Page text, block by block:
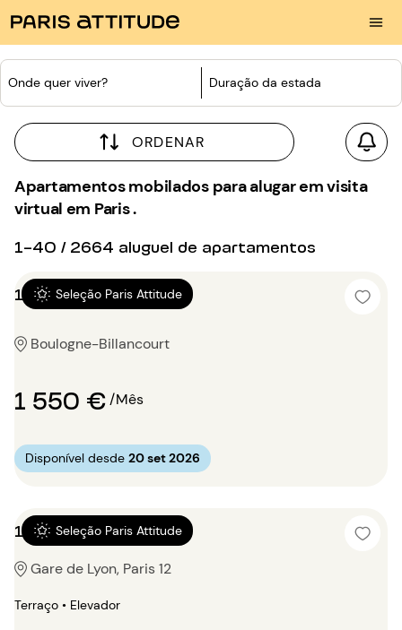
Onde quer viver? Duração da estada
ORDENAR
Apartamentos mobilados para alugar em visita
virtual em Paris .
1-40 / 2664 aluguel de apartamentos
Seleção Paris Attitude
1 quarto 36m²
Boulogne-Billancourt
1 550 €/Mês
Disponível desde 20 set 2026
Seleção Paris Attitude
1 quarto 46m²
Gare de Lyon, Paris 12
Terraço • Elevador